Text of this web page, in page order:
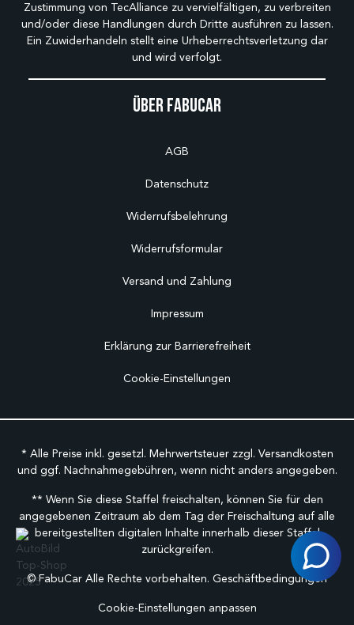
Über Fabucar
AGB
Datenschutz
Widerrufsbelehrung
Widerrufsformular
Versand und Zahlung
Impressum
Erklärung zur Barrierefreiheit
Cookie-Einstellungen
Zustimmung von TecAlliance zu vervielfältigen, zu verbreiten
und/oder diese Handlungen durch Dritte ausführen zu lassen.
Ein Zuwiderhandeln stellt eine Urheberrechtsverletzung dar
und wird verfolgt.
* Alle Preise inkl. gesetzl. Mehrwertsteuer zzgl. Versandkosten
und ggf. Nachnahmegebühren, wenn nicht anders angegeben.
** Wenn Sie diese Staffel freischalten, können Sie für den
angegebenen Zeitraum ab dem Tag der Freischaltung auf alle
bereitgestellten digitalen Inhalte innerhalb dieser Staffel
zurückgreifen.
©FabuCar Alle Rechte vorbehalten. Geschäftbedingungen
Cookie-Einstellungen anpassen